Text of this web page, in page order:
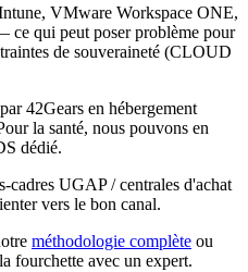
VMware Workspace ONE,
ce qui peut poser problème pour
de souveraineté (CLOUD
42Gears en hébergement
la santé, nous pouvons en
dédié.
cadres UGAP / centrales d'achat
vers le bon canal.
méthodologie complète ou
fourchette avec un expert.